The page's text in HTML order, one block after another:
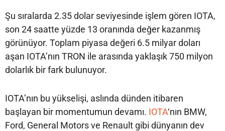
Şu sıralarda 2.35 dolar seviyesinde işlem gören IOTA,
son 24 saatte yüzde 13 oranında değer kazanmış
görünüyor. Toplam piyasa değeri 6.5 milyar doları
aşan IOTA’nın TRON ile arasında yaklaşık 750 milyon
dolarlık bir fark bulunuyor.
IOTA’nın bu yükselişi, aslında dünden itibaren
başlayan bir momentumun devamı. IOTA‘nın BMW,
Ford, General Motors ve Renault gibi dünyanın dev